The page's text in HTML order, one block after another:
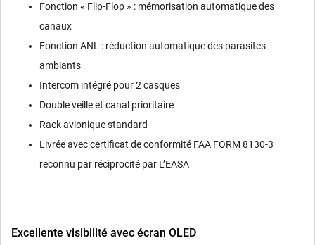
Fonction « Flip-Flop » : mémorisation automatique des
canaux
Fonction ANL : réduction automatique des parasites
ambiants
Intercom intégré pour 2 casques
Double veille et canal prioritaire
Rack avionique standard
Livrée avec certificat de conformité FAA FORM 8130-3
reconnu par réciprocité par L’EASA
Excellente visibilité avec écran OLED